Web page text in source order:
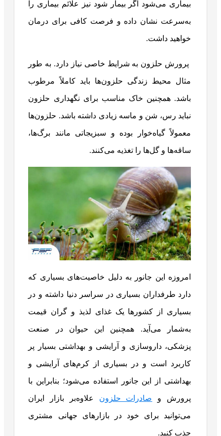
بیماری می‌شود اگر بیمار شود نیز علائم بیماری را
به‌سرعت نشان داده و فرصت کافی برای درمان
خواهید داشت.
پرورش حلزون به شرایط خاصی نیاز دارد. به طور
مثال محیط زندگی حلزون‌ها باید کاملاً مرطوب
باشد. همچنین خاک مناسب برای نگهداری حلزون
نباید رس، شن و ماسه زیادی داشته باشد. حلزون‌ها
معمولاً گیاه‌خوار بوده و سبزیجاتی مانند برگ‌ها،
ساقه‌ها و گل‌ها را تغذیه می‌کنند.
امروزه این جانور به دلیل خاصیت‌های بسیاری که
دارد طرفداران بسیاری در سراسر دنیا داشته و در
بسیاری از کشورها یک غذای لذیذ و گران قیمت
به‌شمار می‌آید. همچنین این حیوان در صنعت
پزشکی، داروسازی و آرایشی و بهداشتی بسیار پر
کاربرد است و در بسیاری از کرم‌های آرایشی و
بهداشتی از این جانور استفاده می‌شود؛ بنابراین با
پرورش و صادرات حلزون علاوه‌بر بازار ایران
می‌توانید برای خود در بازارهای جهانی مشتری
جذب کنید.